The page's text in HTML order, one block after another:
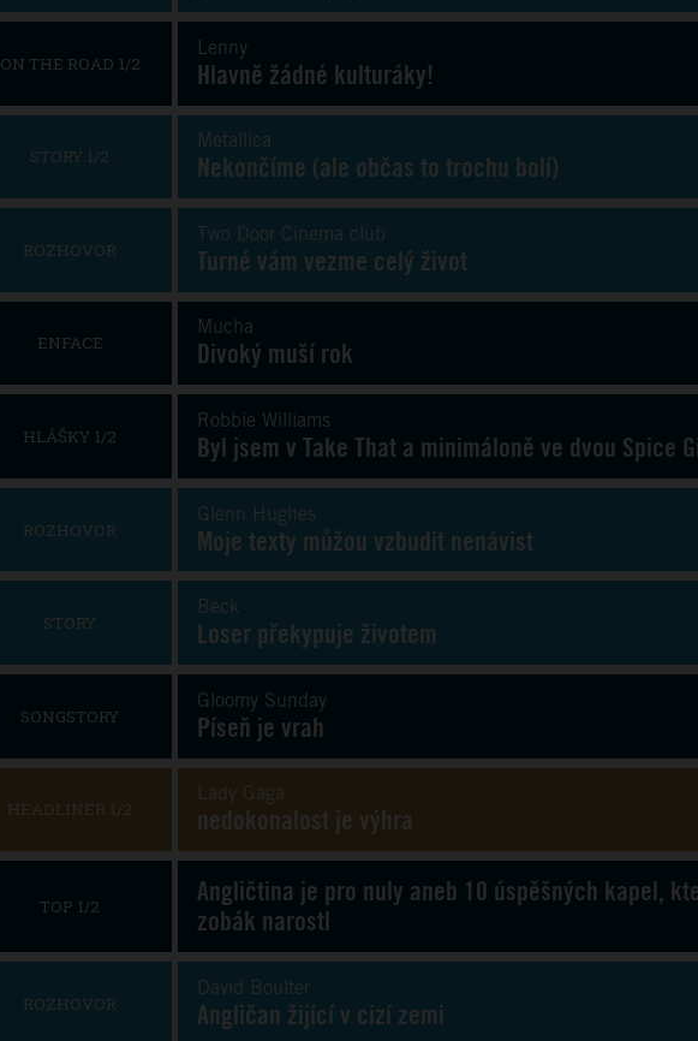
ON THE ROAD 1/2
Lenny
Hlavně žádné kulturáky!
STORY 1/2
Metallica
Nekončíme (ale občas to trochu bolí)
ROZHOVOR
Two Door Cinema club
Turné vám vezme celý život
ENFACE
Mucha
Divoký muší rok
HLÁŠKY 1/2
Robbie Williams
Byl jsem v Take That a minimáloně ve dvou Spice
ROZHOVOR
Glenn Hughes
Moje texty můžou vzbudit nenávist
STORY
Beck
Loser překypuje životem
SONGSTORY
Gloomy Sunday
Píseň je vrah
HEADLINER 1/2
Lady Gaga
nedokonalost je výhra
TOP 1/2
Angličtina je pro nuly aneb 10 úspěšných kapel,
zobák narostl
ROZHOVOR
David Boulter
Angličan žijící v cizí zemi